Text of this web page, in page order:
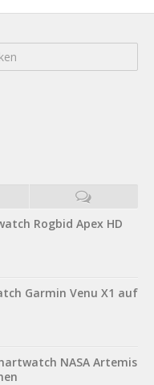
Rogbid Apex HD
Garmin Venu X1 auf
NASA Artemis